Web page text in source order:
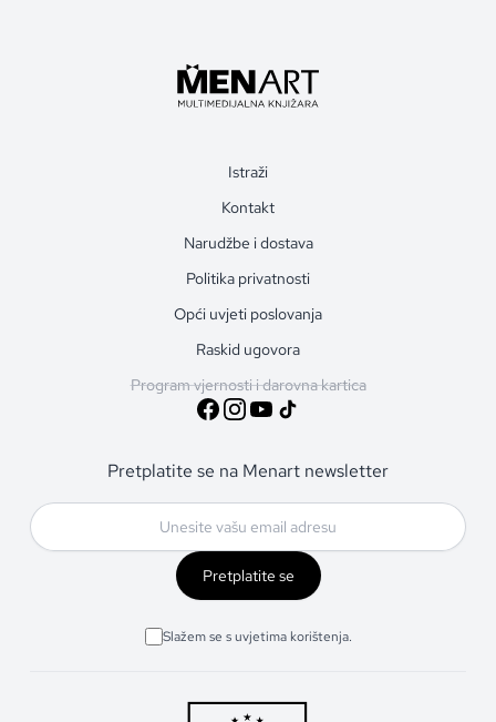
Istraži
Kontakt
Narudžbe i dostava
Politika privatnosti
Opći uvjeti poslovanja
Raskid ugovora
Program vjernosti i darovna kartica
Pretplatite se na Menart newsletter
Pretplatite se
Slažem se s uvjetima korištenja.